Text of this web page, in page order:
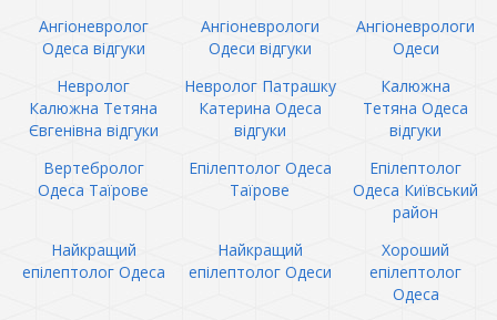
Ангіоневролог
Одеса відгуки
Ангіоневрологи
Одеси відгуки
Ангіоневрологи
Одеси
Невролог
Калюжна Тетяна
Євгенівна відгуки
Невролог Патрашку
Катерина Одеса
відгуки
Калюжна
Тетяна Одеса
відгуки
Вертебролог
Одеса Таїрове
Епілептолог Одеса
Таїрове
Епілептолог
Одеса Київський
район
Найкращий
епілептолог Одеса
Найкращий
епілептолог Одеси
Хороший
епілептолог
Одеса